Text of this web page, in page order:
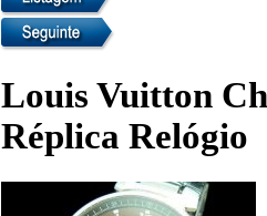
Louis Vuitton
Réplica Relógio